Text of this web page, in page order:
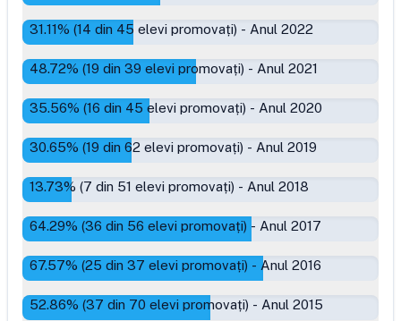
31.11% (14 din 45 elevi promovați) - Anul 2022
48.72% (19 din 39 elevi promovați) - Anul 2021
35.56% (16 din 45 elevi promovați) - Anul 2020
30.65% (19 din 62 elevi promovați) - Anul 2019
13.73% (7 din 51 elevi promovați) - Anul 2018
64.29% (36 din 56 elevi promovați) - Anul 2017
67.57% (25 din 37 elevi promovați) - Anul 2016
52.86% (37 din 70 elevi promovați) - Anul 2015